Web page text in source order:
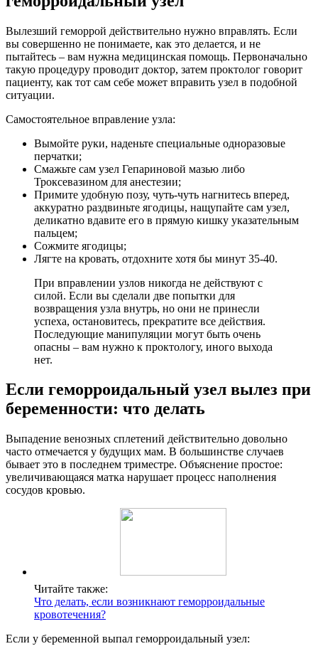
Вылезший геморрой действительно нужно вправлять. Если
вы совершенно не понимаете, как это делается, и не
пытайтесь – вам нужна медицинская помощь. Первоначально
такую процедуру проводит доктор, затем проктолог говорит
пациенту, как тот сам себе может вправить узел в подобной
ситуации.
Самостоятельное вправление узла:
Вымойте руки, наденьте специальные одноразовые
перчатки;
Смажьте сам узел Гепариновой мазью либо
Троксевазином для анестезии;
Примите удобную позу, чуть-чуть нагнитесь вперед,
аккуратно раздвиньте ягодицы, нащупайте сам узел,
деликатно вдавите его в прямую кишку указательным
пальцем;
Сожмите ягодицы;
Лягте на кровать, отдохните хотя бы минут 35-40.
При вправлении узлов никогда не действуют с
силой. Если вы сделали две попытки для
возвращения узла внутрь, но они не принесли
успеха, остановитесь, прекратите все действия.
Последующие манипуляции могут быть очень
опасны – вам нужно к проктологу, иного выхода
нет.
Если геморроидальный узел вылез при
беременности: что делать
Выпадение венозных сплетений действительно довольно
часто отмечается у будущих мам. В большинстве случаев
бывает это в последнем триместре. Объяснение простое:
увеличивающаяся матка нарушает процесс наполнения
сосудов кровью.
Читайте также:
Что делать, если возникнают геморроидальные
кровотечения?
Если у беременной выпал геморроидальный узел: